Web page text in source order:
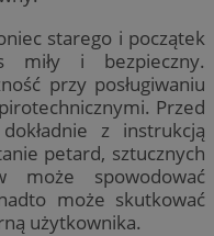
starego i początek
miły i bezpieczny.
przy posługiwaniu
Przed
z instrukcją
petard, sztucznych
może spowodować
może skutkować
użytkownika.